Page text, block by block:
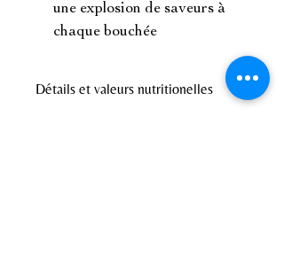
une explosion de saveurs à
chaque bouchée
Détails et valeurs nutritionelles